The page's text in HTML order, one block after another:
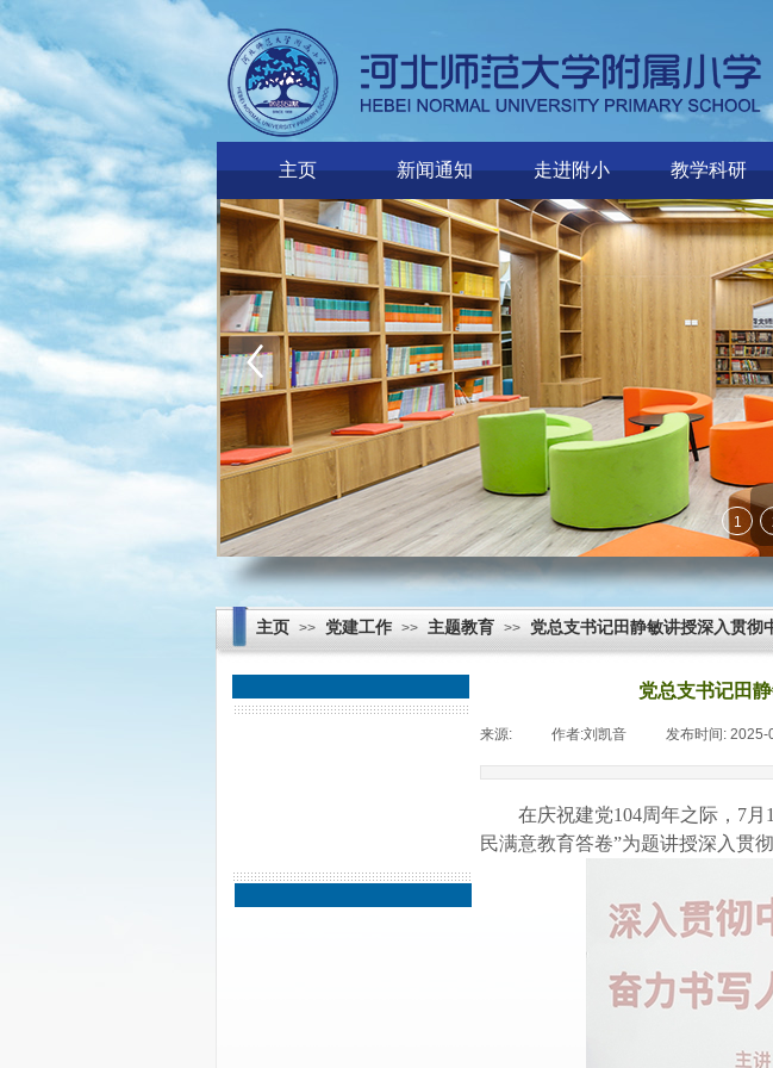
主页 新闻通知 走进附小 教学科研
主页 >> 党建工作 >> 主题教育 >> 党总支书记田静敏讲授深入贯彻
党总支书记田
来源: 作者:刘凯音 发布时间: 2025-
在庆祝建党104周年之际，7月 1
民满意教育答卷”为题讲授深入贯